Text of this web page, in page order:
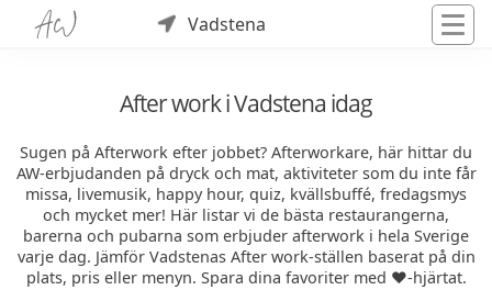
Vadstena
After work i Vadstena idag
Sugen på Afterwork efter jobbet? Afterworkare, här hittar du
AW-erbjudanden på dryck och mat, aktiviteter som du inte får
missa, livemusik, happy hour, quiz, kvällsbuffé, fredagsmys
och mycket mer! Här listar vi de bästa restaurangerna,
barerna och pubarna som erbjuder afterwork i hela Sverige
varje dag. Jämför Vadstenas After work-ställen baserat på din
plats, pris eller menyn. Spara dina favoriter med ❤️-hjärtat.